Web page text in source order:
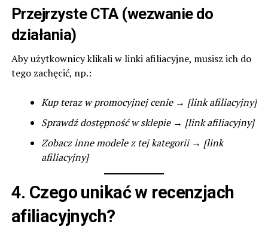
Przejrzyste CTA (wezwanie do
działania)
Aby użytkownicy klikali w linki afiliacyjne, musisz ich do
tego zachęcić, np.:
Kup teraz w promocyjnej cenie → [link afiliacyjny]
Sprawdź dostępność w sklepie → [link afiliacyjny]
Zobacz inne modele z tej kategorii → [link
afiliacyjny]
4. Czego unikać w recenzjach
afiliacyjnych?